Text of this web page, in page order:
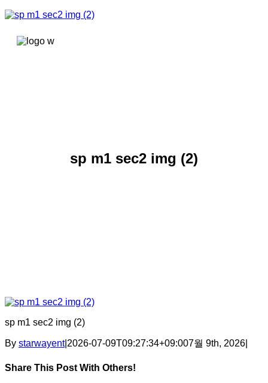
콘텐츠로
sp m1 sec2 img (2)
sp m1 sec2 img (2)
By starwayent| 2026-07-09T09:27:34+09:007월 9th, 2026
Share This Post With Others!